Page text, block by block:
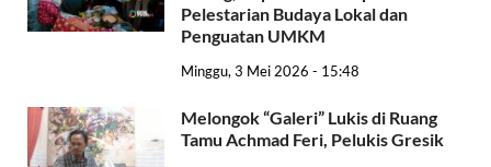
Pelestarian Budaya Lokal dan
Penguatan UMKM
Minggu, 3 Mei 2026 - 15:48
Melongok “Galeri” Lukis di Ruang
Tamu Achmad Feri, Pelukis Gresik